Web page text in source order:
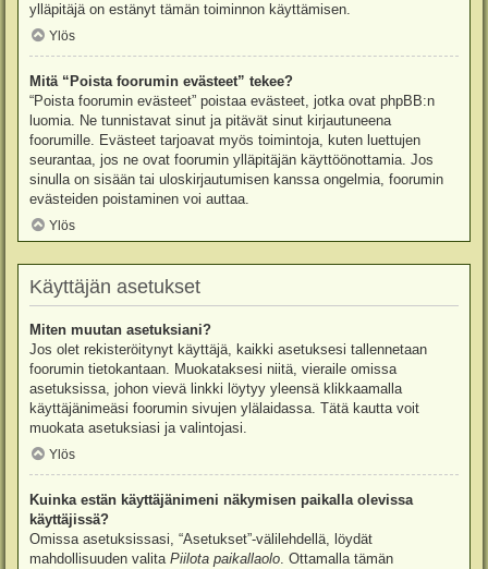
ylläpitäjä on estänyt tämän toiminnon käyttämisen.
Ylös
Mitä “Poista foorumin evästeet” tekee?
“Poista foorumin evästeet” poistaa evästeet, jotka ovat phpBB:n
luomia. Ne tunnistavat sinut ja pitävät sinut kirjautuneena
foorumille. Evästeet tarjoavat myös toimintoja, kuten luettujen
seurantaa, jos ne ovat foorumin ylläpitäjän käyttöönottamia. Jos
sinulla on sisään tai uloskirjautumisen kanssa ongelmia, foorumin
evästeiden poistaminen voi auttaa.
Ylös
Käyttäjän asetukset
Miten muutan asetuksiani?
Jos olet rekisteröitynyt käyttäjä, kaikki asetuksesi tallennetaan
foorumin tietokantaan. Muokataksesi niitä, vieraile omissa
asetuksissa, johon vievä linkki löytyy yleensä klikkaamalla
käyttäjänimeäsi foorumin sivujen ylälaidassa. Tätä kautta voit
muokata asetuksiasi ja valintojasi.
Ylös
Kuinka estän käyttäjänimeni näkymisen paikalla olevissa
käyttäjissä?
Omissa asetuksissasi, “Asetukset”-välilehdellä, löydät
mahdollisuuden valita Piilota paikallaolo. Ottamalla tämän